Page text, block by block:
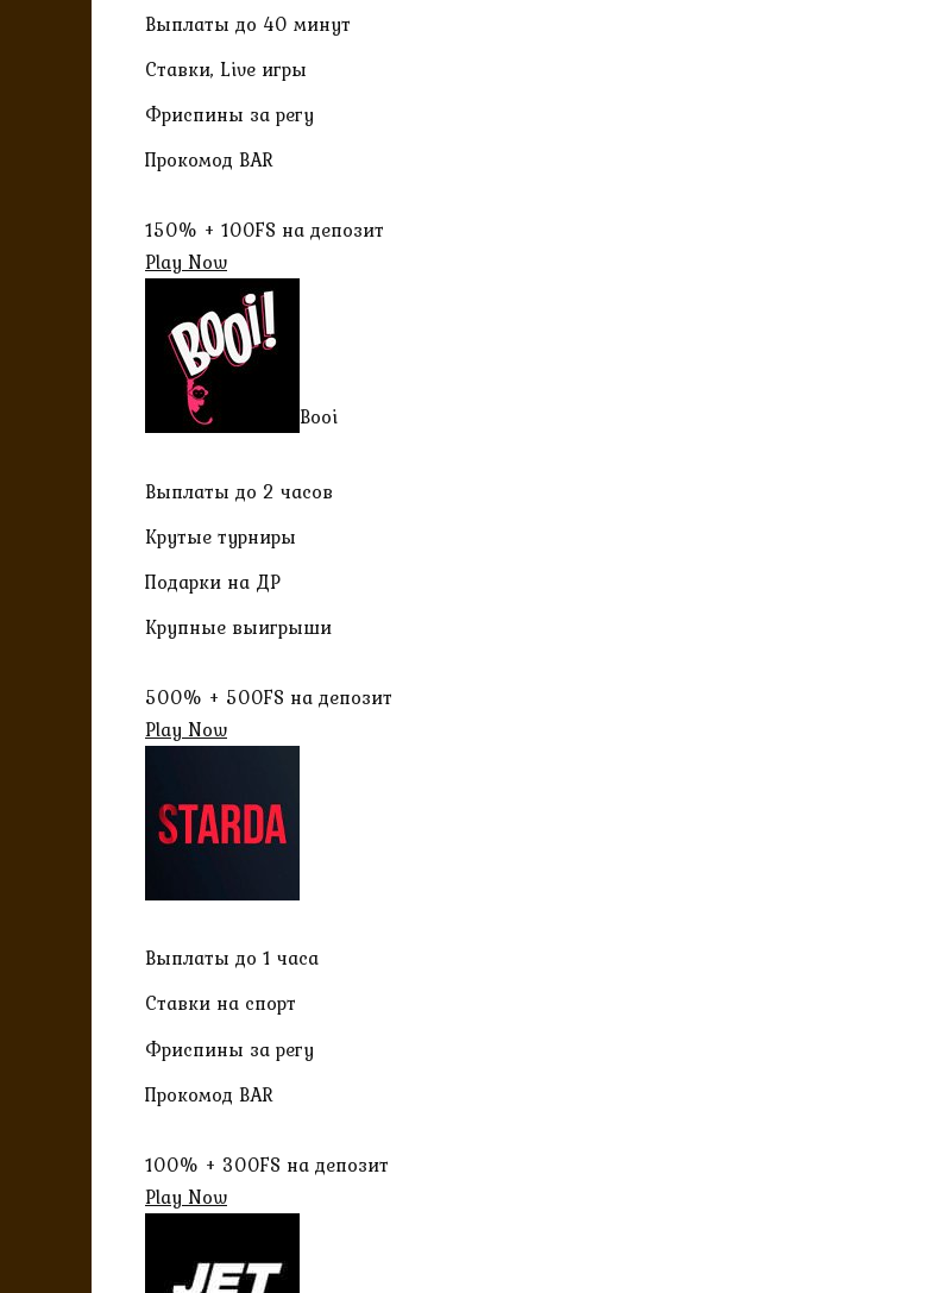
Выплаты до 40 минут
Ставки, Live игры
Фриспины за регу
Прокомод BAR
150% + 100FS на депозит
Play Now
Booi
Выплаты до 2 часов
Крутые турниры
Подарки на ДР
Крупные выигрыши
500% + 500FS на депозит
Play Now
Выплаты до 1 часа
Ставки на спорт
Фриспины за регу
Прокомод BAR
100% + 300FS на депозит
Play Now